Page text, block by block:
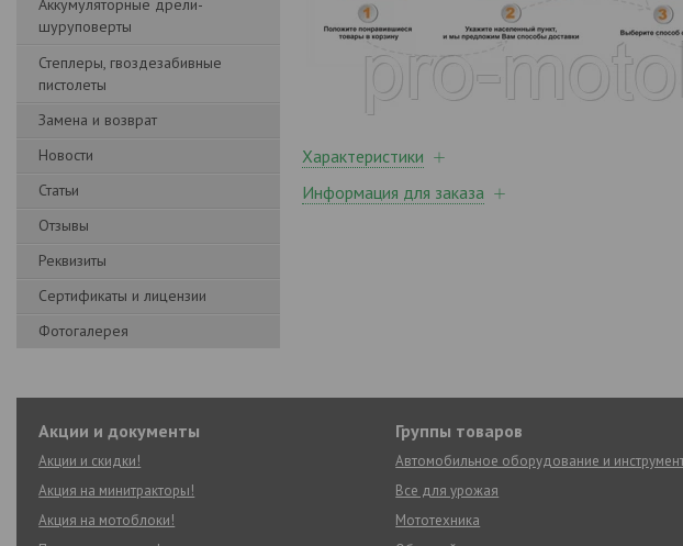
Аккумуляторные дрели-
шуруповерты
Степлеры, гвоздезабивные
пистолеты
Замена и возврат
Новости
Статьи
Отзывы
Реквизиты
Сертификаты и лицензии
Фотогалерея
Характеристики
Информация для заказа
Акции и документы
Акции и скидки!
Акция на минитракторы!
Акция на мотоблоки!
Группы товаров
Автомобильное оборудование и
Все для урожая
Мототехника